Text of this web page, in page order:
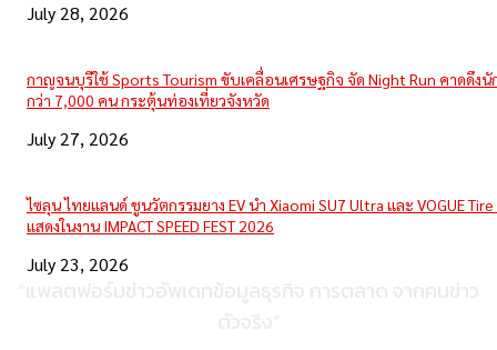
July 28, 2026
กาญจนบุรีใช้ Sports Tourism ขับเคลื่อนเศรษฐกิจ จัด Night Run คาดดึงนั
กว่า 7,000 คน กระตุ้นท่องเที่ยวจังหวัด
July 27, 2026
ไซลุน ไทยแลนด์ ชูนวัตกรรมยาง EV นำ Xiaomi SU7 Ultra และ VOGUE
แสดงในงาน IMPACT SPEED FEST 2026
July 23, 2026